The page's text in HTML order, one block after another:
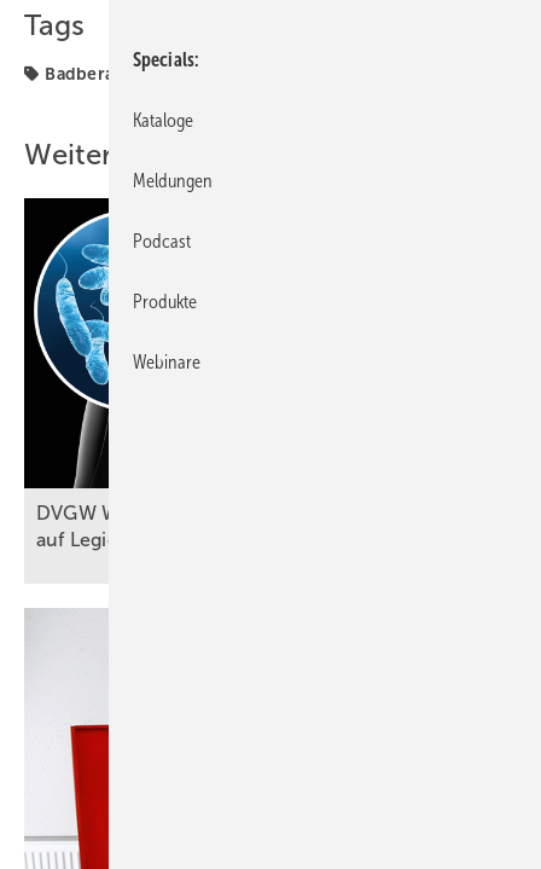
Tags
Badberatung
Weitere Inhalte
DVGW W 551-1 (A): Probennahmen
auf Legionellen im
Specials
Kataloge
Meldungen
Podcast
Produkte
Webinare